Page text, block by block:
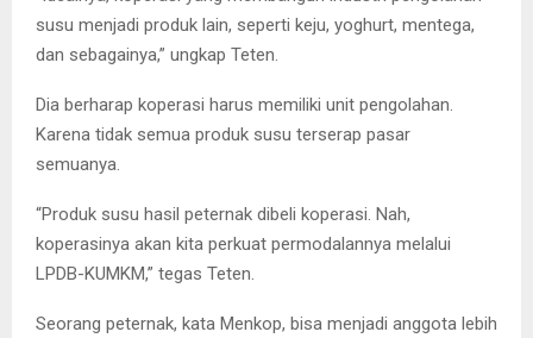
susu menjadi produk lain, seperti keju, yoghurt, mentega,
dan sebagainya,” ungkap Teten.
Dia berharap koperasi harus memiliki unit pengolahan.
Karena tidak semua produk susu terserap pasar
semuanya.
“Produk susu hasil peternak dibeli koperasi. Nah,
koperasinya akan kita perkuat permodalannya melalui
LPDB-KUMKM,” tegas Teten.
Seorang peternak, kata Menkop, bisa menjadi anggota lebih